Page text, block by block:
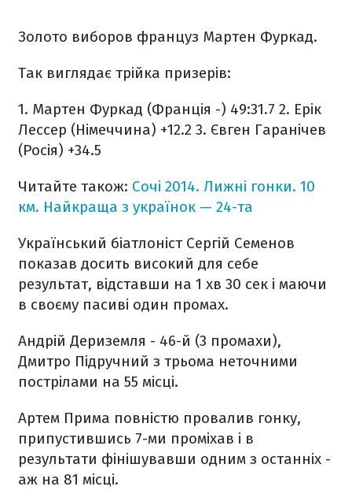
Золото виборов француз Мартен Фуркад.
Так виглядає трійка призерів:
1. Мартен Фуркад (Франція -) 49:31.7 2. Ерік
Лессер (Німеччина) +12.2 3. Євген Гаранічев
(Росія) +34.5
Читайте також: Сочі 2014. Лижні гонки. 10
км. Найкраща з українок — 24-та
Український біатлоніст Сергій Семенов
показав досить високий для себе
результат, відставши на 1 хв 30 сек і маючи
в своєму пасиві один промах.
Андрій Дериземля - 46-й (3 промахи),
Дмитро Підручний з трьома неточними
пострілами на 55 місці.
Артем Прима повністю провалив гонку,
припустившись 7-ми проміхав і в
результати фінішувавши одним з останніх -
аж на 81 місці.